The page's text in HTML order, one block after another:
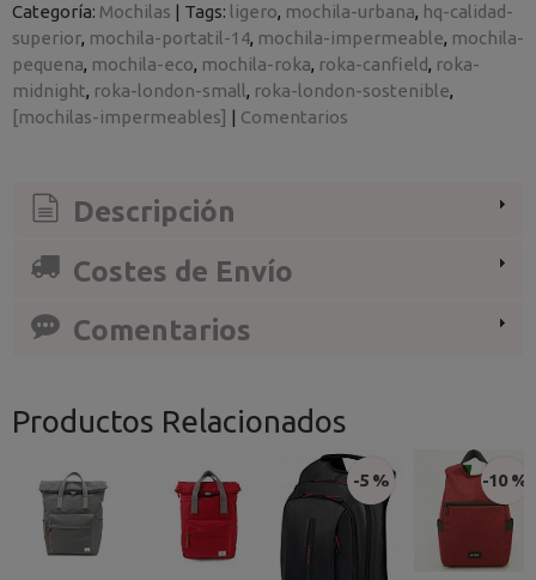
Categoría: Mochilas | Tags: ligero mochila-urbana hq-calidad-
superior mochila-portatil-14 mochila-impermeable mochila-
pequena mochila-eco mochila-roka roka-canfield roka-
midnight roka-london-small
roka-london-sostenible
[mochilas-impermeables] | Comentarios
Descripción
Costes de Envío
Comentarios
Productos Relacionados
-5 % -10 %